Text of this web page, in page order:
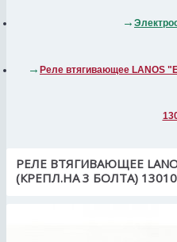
Реле втягивающее LANOS
РЕЛЕ ВТЯГИВАЮЩЕЕ
(КРЕПЛ.НА 3 БОЛТА)